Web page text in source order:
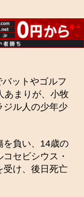
ットやゴルフ
あまりが、小牧
ジル人の少年少
を負い、14歳の
セビシウス・
受け、後日死亡